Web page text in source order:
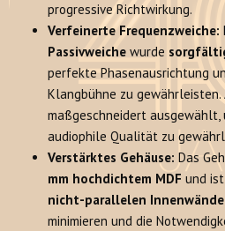
progressive Richtwirkung.
Verfeinerte Frequenzweiche:
Passivweiche wurde
perfekte Phasenausrichtung
Klangbühne zu
maßgeschneidert ausgewählt,
audiophile Qualität zu
Verstärktes Gehäuse: Das
mm hochdichtem MDF und
nicht-parallelen
minimieren und die